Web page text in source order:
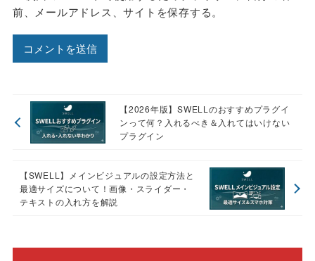
前、メールアドレス、サイトを保存する。
【2026年版】SWELLのおすすめプラグイ
ンって何？入れるべき＆入れてはいけない
プラグイン
【SWELL】メインビジュアルの設定方法と
最適サイズについて！画像・スライダー・
テキストの入れ方を解説